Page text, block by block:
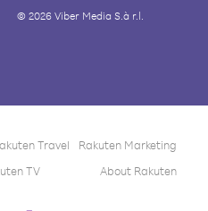
© 2026Viber Media S.à r.l.
Travel
Rakuten Marketing
TV About Rakuten